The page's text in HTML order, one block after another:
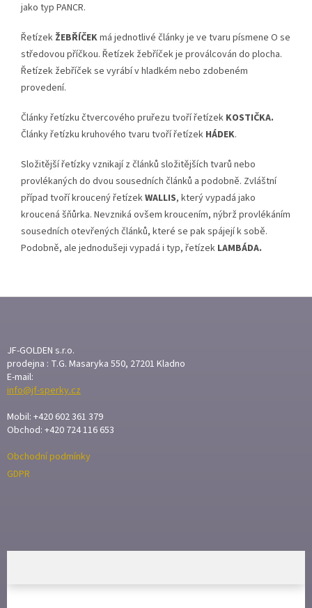
jako typ PANCR.
Řetízek ŽEBŘÍČEKmá jednotlivé články je ve tvaru písmene O se
středovou příčkou. Řetízek žebříček je proválcován do plocha.
Řetízek žebříček se vyrábí v hladkém nebo zdobeném
provedení.
Články řetízku čtvercového pruřezu tvoří řetízek KOSTIČKA.
Články řetízku kruhového tvaru tvoří řetízek HÁDEK.
Složitější řetízky vznikají z článků složitějších tvarů nebo
provlékaných do dvou sousedních článků a podobně. Zvláštní
případ tvoří kroucený řetízekWALLIS, který vypadá jako
kroucená šňůrka. Nevzniká ovšem kroucením, nýbrž provlékáním
sousedních otevřených článků, které se pak spájejí k sobě.
Podobně, ale jednodušeji vypadá i typ, řetízek LAMBÁDA.
A
T
JF-GOLDEN s.r.o.
prodejna : T.G. Masaryka 550, 27201 Kladno
E-mail:
info@jf-sperky.cz
Mobil: +420 602 361 379
Obchod: +420 724 116 653
Obchodní podmínky
GDPR